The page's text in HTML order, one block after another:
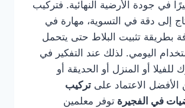
في جودة الأرضية النهائية. فتركيب
إلى دقة في التسوية، مهارة في
بطريقة تثبيت البلاط حتى يتحمل
اليومي. لذلك عند التفكير في
للفيلا أو المنزل أو الحديقة أو
الأفضل الاعتماد على تركيب
في الفجيرة توفر معلمين